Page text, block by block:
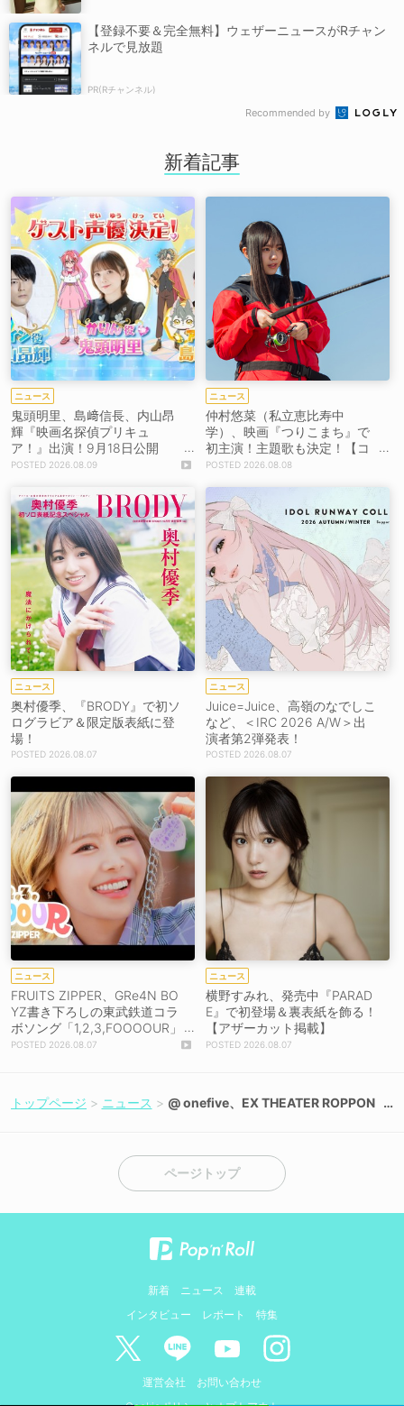
【登録不要＆完全無料】ウェザーニュースがRチャン
ネルで見放題
PR(Rチャンネル)
Recommended by
新着記事
ニュース
鬼頭明里、島﨑信長、内山昂
輝『映画名探偵プリキュ
ア！』出演！9月18日公開
【コメントあり】
2026.08.09
ニュース
仲村悠菜（私立恵比寿中
学）、映画『つりこまち』で
初主演！主題歌も決定！【コ
メントあり】
2026.08.08
ニュース
奥村優季、『BRODY』で初ソ
ログラビア＆限定版表紙に登
場！
2026.08.07
ニュース
Juice=Juice、高嶺のなでしこ
など、＜IRC 2026 A/W＞出
演者第2弾発表！
2026.08.07
ニュース
FRUITS ZIPPER、GRe4N BO
YZ書き下ろしの東武鉄道コラ
ボソング「1,2,3,FOOOOUR」
をリリース＆MV公開！
2026.08.07
ニュース
横野すみれ、発売中『PARAD
E』で初登場＆裏表紙を飾る！
【アザーカット掲載】
2026.08.07
トップページ ニュース
@ onefive、EX THEATER ROPPON
ページトップ
新着 ニュース
連載
インタビュー
レポート 特集
運営会社
お問い合わせ